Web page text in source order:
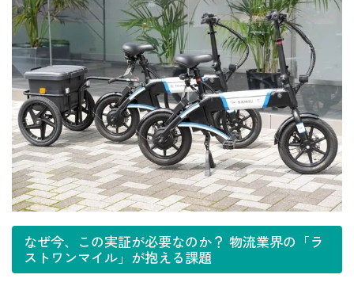
なぜ今、この実証が必要なのか？ 物流業界の「ラ
ストワンマイル」が抱える課題